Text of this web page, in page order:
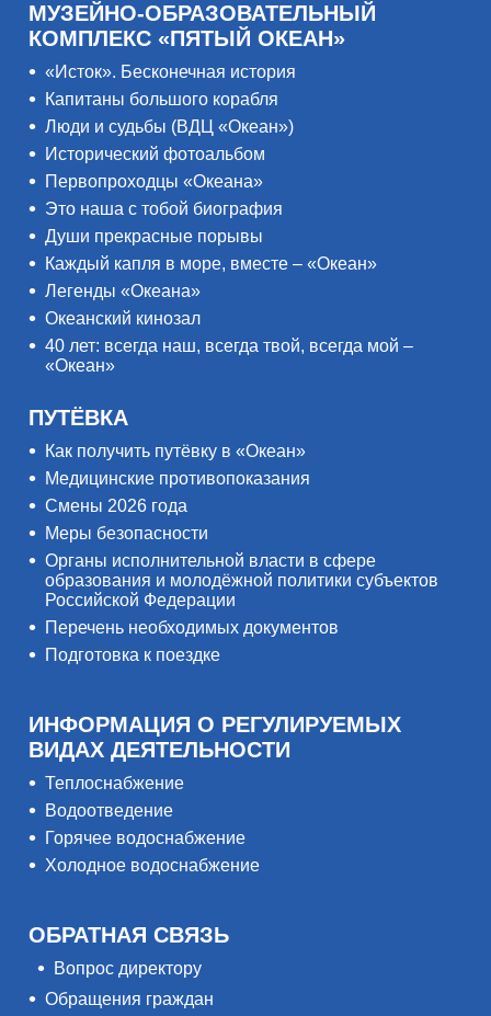
МУЗЕЙНО-ОБРАЗОВАТЕЛЬНЫЙ
КОМПЛЕКС «ПЯТЫЙ ОКЕАН»
«Исток». Бесконечная история
Капитаны большого корабля
Люди и судьбы (ВДЦ «Океан»)
Исторический фотоальбом
Первопроходцы «Океана»
Это наша с тобой биография
Души прекрасные порывы
Каждый капля в море, вместе – «Океан»
Легенды «Океана»
Океанский кинозал
40 лет: всегда наш, всегда твой, всегда мой –
«Океан»
ПУТЁВКА
Как получить путёвку в «Океан»
Медицинские противопоказания
Смены 2026 года
Меры безопасности
Органы исполнительной власти в сфере
образования и молодёжной политики субъектов
Российской Федерации
Перечень необходимых документов
Подготовка к поездке
ИНФОРМАЦИЯ О РЕГУЛИРУЕМЫХ
ВИДАХ ДЕЯТЕЛЬНОСТИ
Теплоснабжение
Водоотведение
Горячее водоснабжение
Холодное водоснабжение
ОБРАТНАЯ СВЯЗЬ
Вопрос директору
Обращения граждан